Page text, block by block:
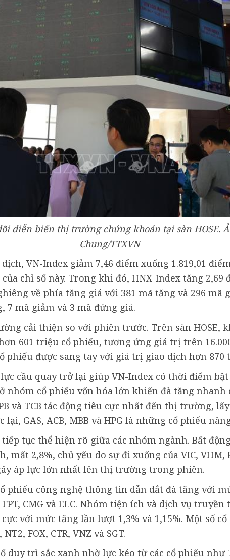
diễn biến thị trường chứng khoán tại sàn HOSE.
Chung/TTXVN
VN-Index giảm 7,46 điểm xuống 1.819,01
chỉ số này. Trong khi đó, HNX-Index tăng 2,69
về phía tăng giá với 381 mã tăng và 296 mã
7 mã giảm và 3 mã đứng giá.
cải thiện so với phiên trước. Trên sàn HOSE,
601 triệu cổ phiếu, tương ứng giá trị trên
phiếu được sang tay với giá trị giao dịch hơn 870
cầu quay trở lại giúp VN-Index có thời điểm
nhóm cổ phiếu vốn hóa lớn khiến đà tăng nhanh
và TCB tác động tiêu cực nhất đến thị trường,
lại, GAS, ACB, MBB và HPG là những cổ phiếu
tục thể hiện rõ giữa các nhóm ngành. Bất
mất 2,8%, chủ yếu do sự đi xuống của VIC, VHM,
áp lực lớn nhất lên thị trường trong phiên.
phiếu công nghệ thông tin dẫn dắt đà tăng với
CMG và ELC. Nhóm tiện ích và dịch vụ
với mức tăng lần lượt 1,3% và 1,15%. Một số
FOX, CTR, VNZ và SGT.
duy trì sắc xanh nhờ lực kéo từ các cổ phiếu như